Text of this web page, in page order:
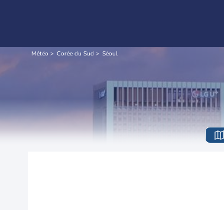
Météo Corée du Sud Séoul